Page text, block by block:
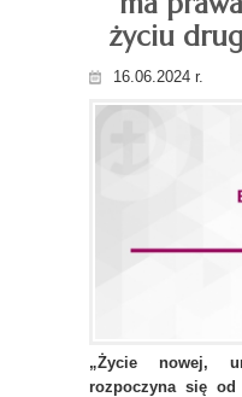
życiu
16.06.2024 r.
„Życie nowej,
rozpoczyna się od